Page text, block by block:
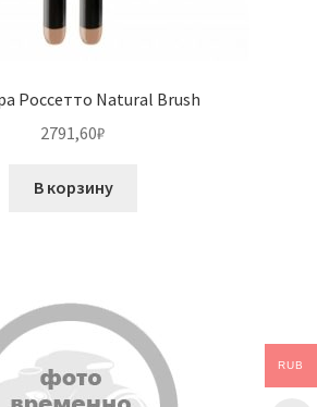
Россетто Natural Brush
2791,60₽
В корзину
RUB